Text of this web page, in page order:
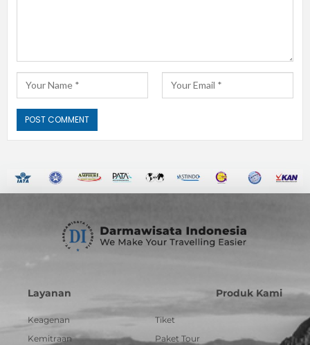
Layanan
Keagenan
Kemitraan
Produk Kami
Tiket
Paket Tour